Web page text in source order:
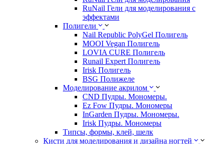
RuNail Гели для моделирования с
эффектами
Полигели
Nail Republic PolyGel Полигель
MOOI Vegan Полигель
LOVIA CURE Полигель
Runail Expert Полигель
Irisk Полигель
BSG Полижеле
Моделирование акрилом
CND Пудры. Мономеры.
Ez Fow Пудры. Мономеры
InGarden Пудры. Мономеры.
Irisk Пудры. Мономеры
Типсы, формы, клей, шелк
Кисти для моделирования и дизайна ногтей